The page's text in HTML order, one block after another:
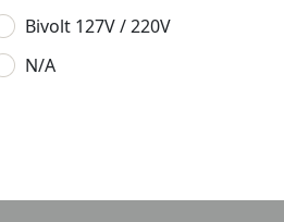
Bivolt 127V / 220V
N/A